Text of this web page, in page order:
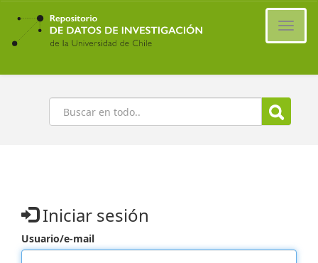
Ir
contenido
principal
Buscar
Iniciar sesión
Usuario/e-mail